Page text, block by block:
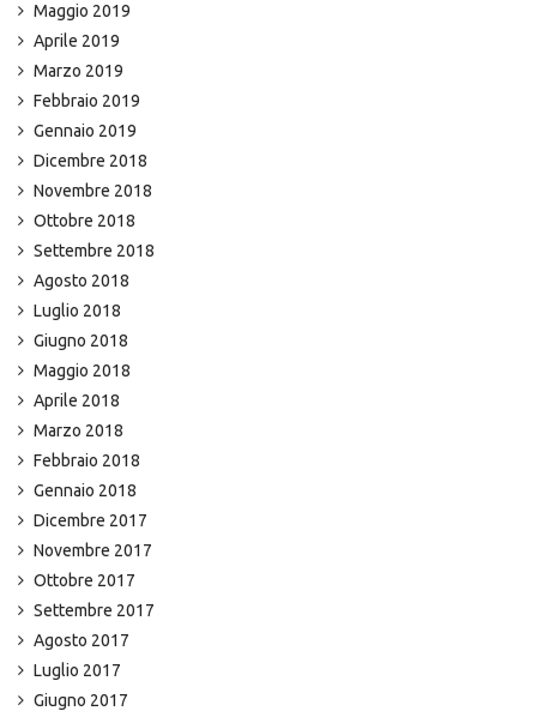
Maggio 2019
Aprile 2019
Marzo 2019
Febbraio 2019
Gennaio 2019
Dicembre 2018
Novembre 2018
Ottobre 2018
Settembre 2018
Agosto 2018
Luglio 2018
Giugno 2018
Maggio 2018
Aprile 2018
Marzo 2018
Febbraio 2018
Gennaio 2018
Dicembre 2017
Novembre 2017
Ottobre 2017
Settembre 2017
Agosto 2017
Luglio 2017
Giugno 2017